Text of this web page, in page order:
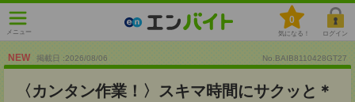
メニュー
0
気になる！ ログイン
NEW 掲載日 :2026/08/06 No.BAIB8110428GT27
〈カンタン作業！〉スキマ時間にサクッと＊